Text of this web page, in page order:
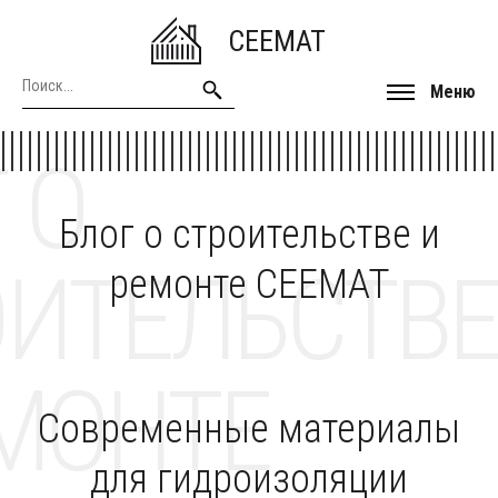
CEEMAT
Меню
Блог о строительстве и
ремонте CEEMAT
О
Современные материалы
для гидроизоляции